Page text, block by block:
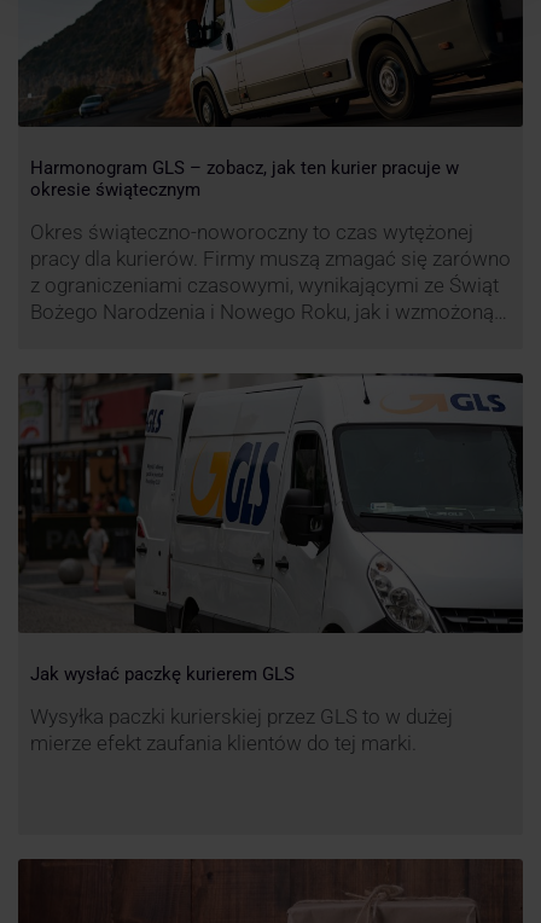
Harmonogram GLS – zobacz, jak ten kurier pracuje w
okresie świątecznym
Okres świąteczno-noworoczny to czas wytężonej
pracy dla kurierów. Firmy muszą zmagać się zarówno
z ograniczeniami czasowymi, wynikającymi ze Świąt
Bożego Narodzenia i Nowego Roku, jak i wzmożoną
firm. Zobacz harmonogram GLS na czas świąteczny!
Jak wysłać paczkę kurierem GLS
Wysyłka paczki kurierskiej przez GLS to w dużej
mierze efekt zaufania klientów do tej marki.